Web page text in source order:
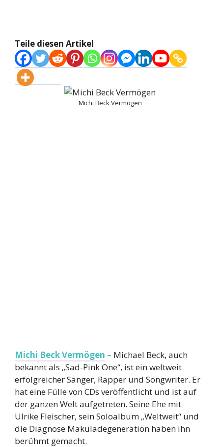
Teile diesen Artikel
Michi Beck Vermögen
Michi Beck Vermögen – Michael Beck, auch
bekannt als „Sad-Pink One“, ist ein weltweit
erfolgreicher Sänger, Rapper und Songwriter. Er
hat eine Fülle von CDs veröffentlicht und ist auf
der ganzen Welt aufgetreten. Seine Ehe mit
Ulrike Fleischer, sein Soloalbum „Weltweit“ und
die Diagnose Makuladegeneration haben ihn
berühmt gemacht.